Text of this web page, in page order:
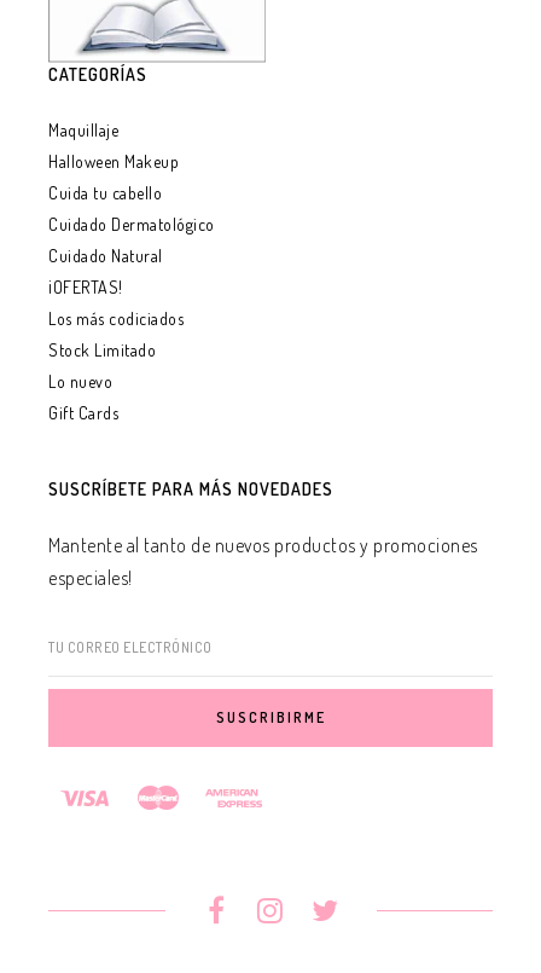
CATEGORÍAS
Maquillaje
Halloween Makeup
Cuida tu cabello
Cuidado Dermatológico
Cuidado Natural
¡OFERTAS!
Los más codiciados
Stock Limitado
Lo nuevo
Gift Cards
SUSCRÍBETE PARA MÁS NOVEDADES
Mantente al tanto de nuevos productos y promociones
especiales!
TU CORREO ELECTRÓNICO